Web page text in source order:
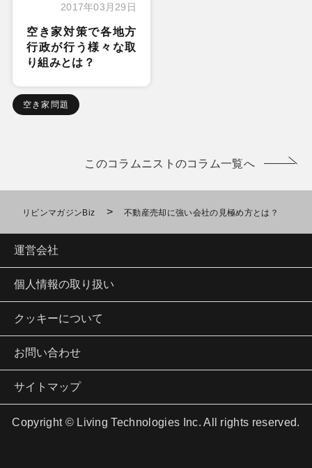
2017年03月29日
空き家対策で各地方
行政が行う様々な取
り組みとは？
空き家問題
このコラムニストのコラム一覧へ
リビンマガジンBiz > 不動産売却に強い会社の見極め方とは？
運営会社
個人情報の取り扱い
クッキーについて
お問い合わせ
サイトマップ
Copyright © Living Technologies Inc. All rights reserved.